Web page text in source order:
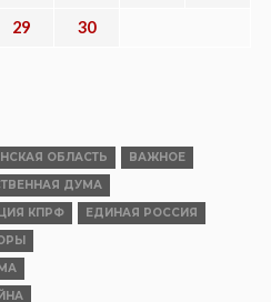
29
30
ОБЛАСТЬ
ВАЖНОЕ
ДУМА
КПРФ
ЕДИНАЯ РОССИЯ